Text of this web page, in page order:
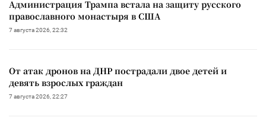
Администрация Трампа встала на защиту русского
православного монастыря в США
7 августа 2026, 22:32
От атак дронов на ДНР пострадали двое детей и
девять взрослых граждан
7 августа 2026, 22:27